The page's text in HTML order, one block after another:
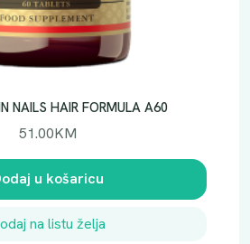
NAILS HAIR FORMULA A60
51.00KM
u košaricu
na listu želja